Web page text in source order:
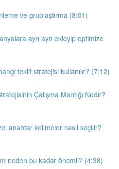
ve gruplaştırma (8:01)
ayrı ayrı ekleyip optimize
teklif stratejisi kullanılır? (7:12)
Çalışma Mantığı Nedir?
anahtar kelimeler nasıl seçilir?
neden bu kadar önemli? (4:38)